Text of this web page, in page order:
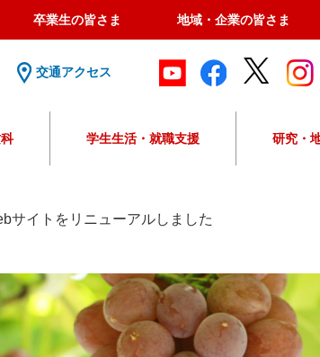
卒業生の皆さま 地域・企業の皆さま
交通アクセス
o
e
カ
ス
タ
学生生活・就職支援 研究・
サイトをリニューアルしました